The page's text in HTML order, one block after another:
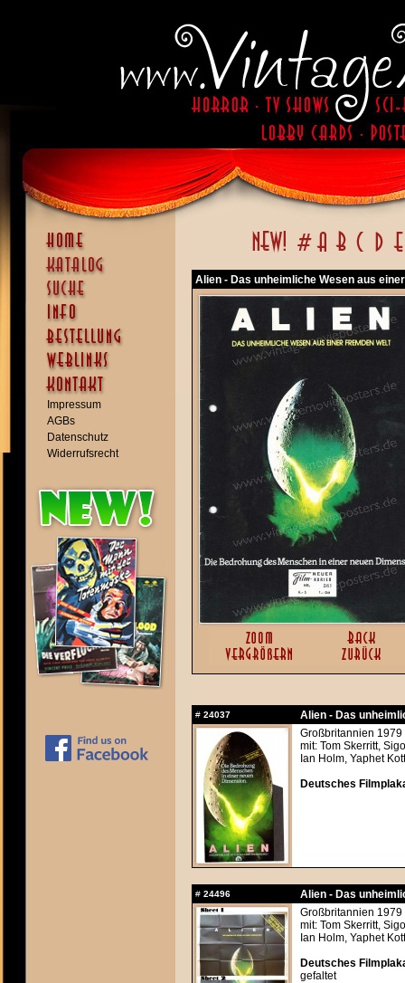
Impressum
AGBs
Datenschutz
Widerrufsrecht
Alien - Das unheimliche Wesen aus
# 24037
Alien - Das
Großbritannien
mit: Tom Skerritt,
Ian Holm, Yaphet
Deutsches
# 24496
Alien - Das
Großbritannien
mit: Tom Skerritt,
Ian Holm, Yaphet
Deutsches
gefaltet